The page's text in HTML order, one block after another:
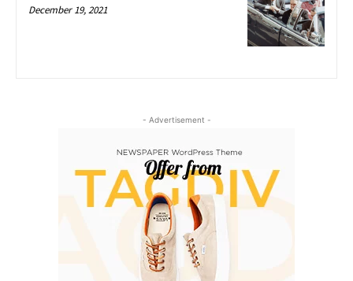
December 19, 2021
- Advertisement -